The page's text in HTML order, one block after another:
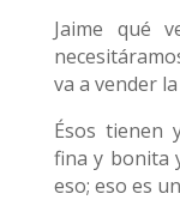
Jaime qué
va a vender
Ésos tienen
fina y bonita
eso; eso es